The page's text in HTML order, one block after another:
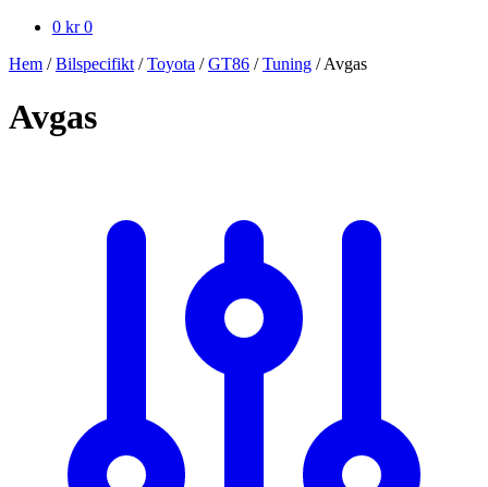
0 kr 0
Hem /Bilspecifikt /Toyota /GT86 /Tuning /Avgas
Avgas